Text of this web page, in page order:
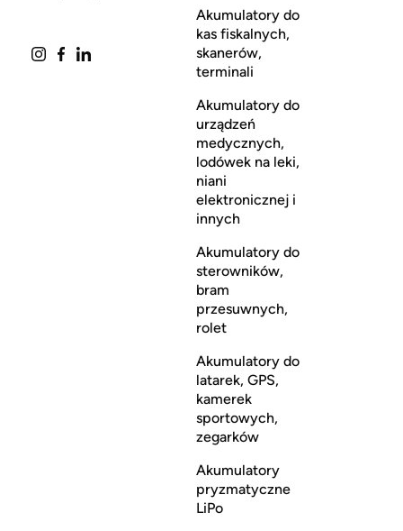
Akumulatory do
kas fiskalnych,
skanerów,
terminali
Akumulatory do
urządzeń
medycznych,
lodówek na leki,
niani
elektronicznej i
innych
Akumulatory do
sterowników,
bram
przesuwnych,
rolet
Akumulatory do
latarek, GPS,
kamerek
sportowych,
zegarków
Akumulatory
pryzmatyczne
LiPo